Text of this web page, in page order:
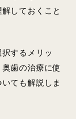
しておくこと
するメリッ
歯の治療に使
ても解説しま